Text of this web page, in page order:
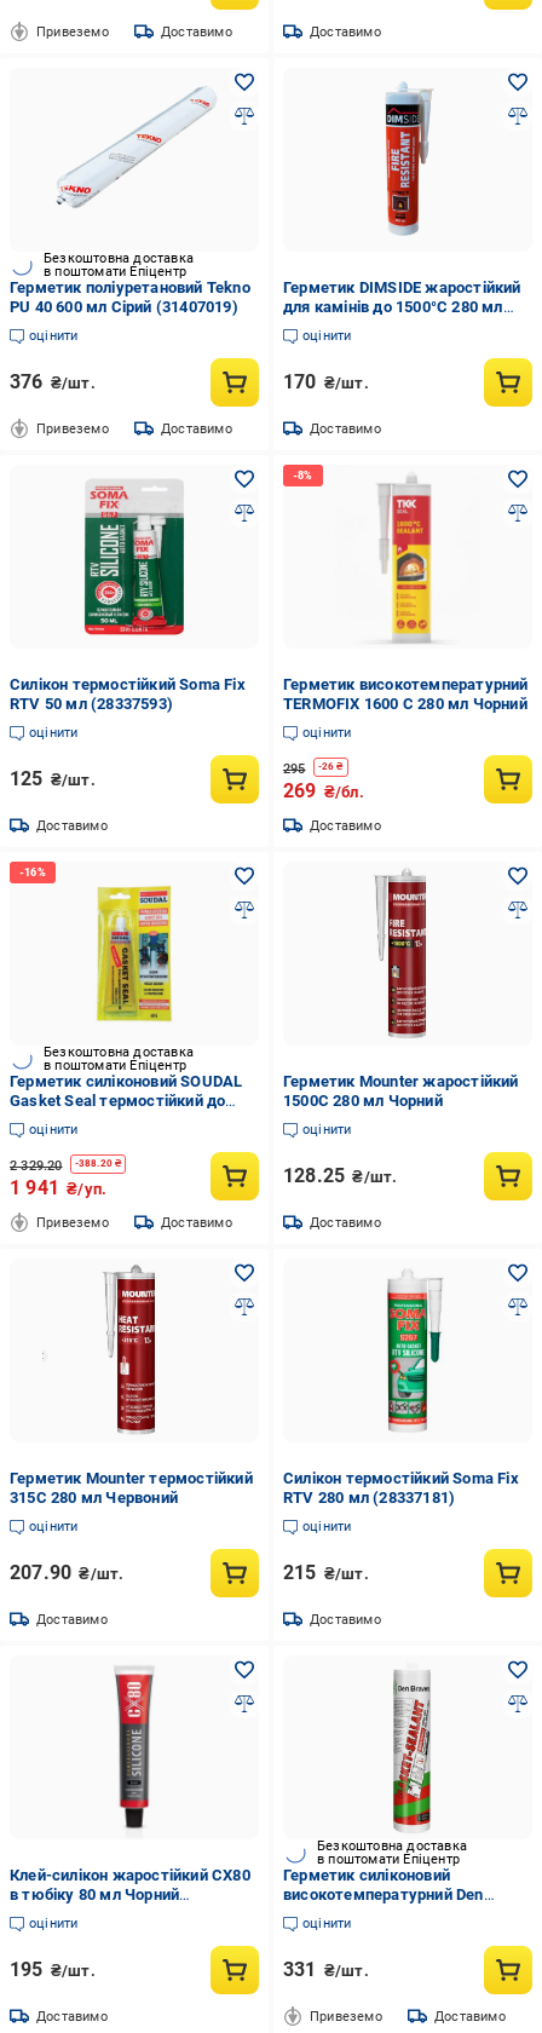
Привеземо Доставимо Доставимо
Безкоштовна доставка
в поштомати Епіцентр
Герметик поліуретановий Tekno
PU 40 600 мл Сірий (31407019)
оцінити
376 ₴/шт.
Привеземо Доставимо
Герметик DIMSIDE жаростійкий
для камінів до 1500°C 280 мл
(DFRS-0001)
оцінити
170 ₴/шт.
Доставимо
Силікон термостійкий Soma Fix
RTV 50 мл (28337593)
оцінити
125 ₴/шт.
Доставимо
Герметик високотемпературний
TERMOFIX 1600 С 280 мл Чорний
оцінити
295 -26 ₴
269 ₴/бл.
Доставимо
Безкоштовна доставка
в поштомати Епіцентр
Герметик силіконовий SOUDAL
Gasket Seal термостійкий до
285°С 60 г 4 шт. Червоний
(000020000000060501)
оцінити
2 329.20 -388.20 ₴
1 941 ₴/уп.
Привеземо Доставимо
Герметик Mounter жаростійкий
1500С 280 мл Чорний
оцінити
128.25 ₴/шт.
Доставимо
Герметик Mounter термостійкий
315С 280 мл Червоний
оцінити
207.90 ₴/шт.
Доставимо
Силікон термостійкий Soma Fix
RTV 280 мл (28337181)
оцінити
215 ₴/шт.
Доставимо
Клей-силікон жаростійкий CX80
в тюбіку 80 мл Чорний
(13379926)
оцінити
195 ₴/шт.
Доставимо
Безкоштовна доставка
в поштомати Епіцентр
Герметик силіконовий
високотемпературний Den
Braven Gasket Sealant 300° A 300
мл Червоний (30620667)
оцінити
331 ₴/шт.
Привеземо Доставимо